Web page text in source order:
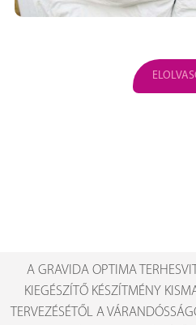
A GRAVIDA OPTIMA
KIEGÉSZÍTŐ KÉSZÍTMÉNY
TERVEZÉSÉTŐL A